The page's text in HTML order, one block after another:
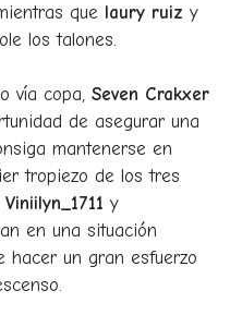
que laury ruiz y
los talones.
vía copa, Seven Crakxer
de asegurar una
mantenerse en
tropiezo de los tres
Viniilyn_1711 y
en una situación
hacer un gran esfuerzo